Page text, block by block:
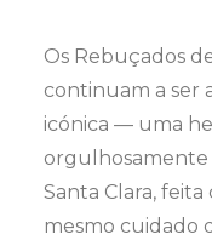
Os Rebuçados
continuam a ser
icónica — uma
orgulhosamente
Santa Clara,
mesmo cuidado